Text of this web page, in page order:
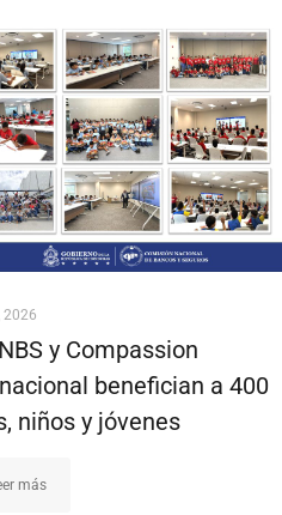
2026
y Compassion
benefician a 400
niños y jóvenes
más